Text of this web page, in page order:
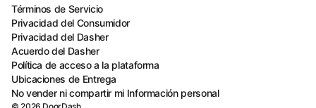
Términos de Servicio
Privacidad del Consumidor
Privacidad del Dasher
Acuerdo del Dasher
Política de acceso a la plataforma
Ubicaciones de Entrega
No vender ni compartir mi Información personal